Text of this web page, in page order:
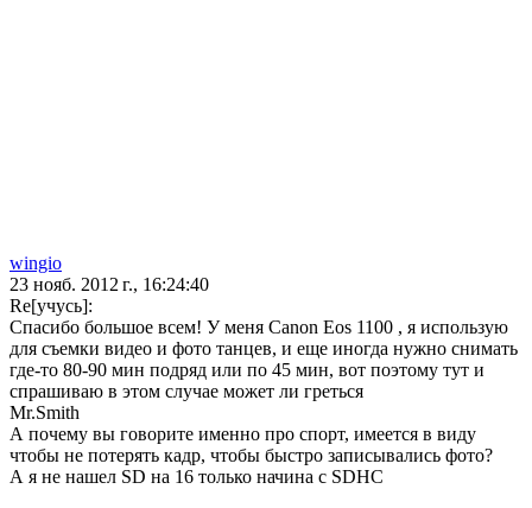
wingio
23 нояб. 2012 г., 16:24:40
Re[учусь]:
Спасибо большое всем! У меня Canon Eos 1100 , я использую
для съемки видео и фото танцев, и еще иногда нужно снимать
где-то 80-90 мин подряд или по 45 мин, вот поэтому тут и
спрашиваю в этом случае может ли греться
Mr.Smith
А почему вы говорите именно про спорт, имеется в виду
чтобы не потерять кадр, чтобы быстро записывались фото?
А я не нашел SD на 16 только начина с SDHC